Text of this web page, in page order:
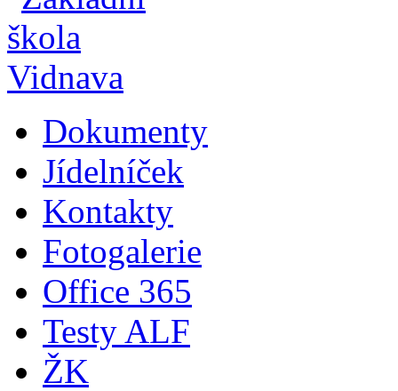
Dokumenty
Jídelníček
Kontakty
Fotogalerie
Office 365
Testy ALF
ŽK